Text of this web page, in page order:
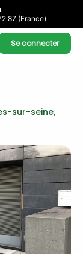
87 (France)
Se connecter
sur-seine,